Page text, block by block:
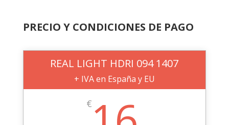
PRECIO Y CONDICIONES DE PAGO
REAL LIGHT HDRI 094 1407
+ IVA en España y EU
€